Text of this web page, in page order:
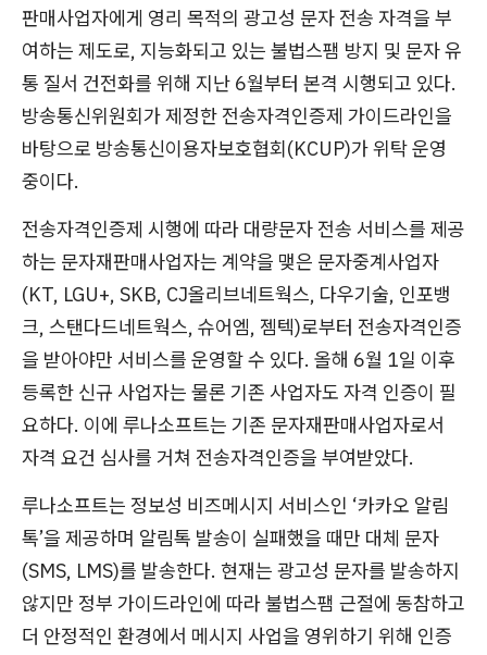
판매사업자에게 영리 목적의 광고성 문자 전송 자격을 부
여하는 제도로, 지능화되고 있는 불법스팸 방지 및 문자 유
통 질서 건전화를 위해 지난 6월부터 본격 시행되고 있다.
방송통신위원회가 제정한 전송자격인증제 가이드라인을
바탕으로 방송통신이용자보호협회(KCUP)가 위탁 운영
중이다.
전송자격인증제 시행에 따라 대량문자 전송 서비스를 제공
하는 문자재판매사업자는 계약을 맺은 문자중계사업자
(KT, LGU+, SKB, CJ올리브네트웍스, 다우기술, 인포뱅
크, 스탠다드네트웍스, 슈어엠, 젬텍)로부터 전송자격인증
을 받아야만 서비스를 운영할 수 있다. 올해 6월 1일 이후
등록한 신규 사업자는 물론 기존 사업자도 자격 인증이 필
요하다. 이에 루나소프트는 기존 문자재판매사업자로서
자격 요건 심사를 거쳐 전송자격인증을 부여받았다.
루나소프트는 정보성 비즈메시지 서비스인 ‘카카오 알림
톡’을 제공하며 알림톡 발송이 실패했을 때만 대체 문자
(SMS, LMS)를 발송한다. 현재는 광고성 문자를 발송하지
않지만 정부 가이드라인에 따라 불법스팸 근절에 동참하고
더 안정적인 환경에서 메시지 사업을 영위하기 위해 인증